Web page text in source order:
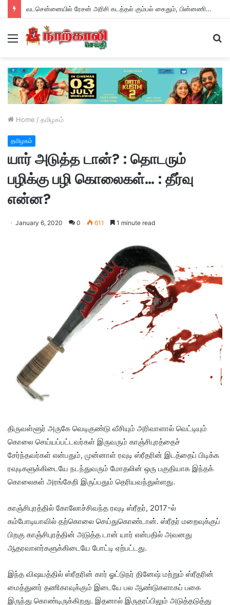
வடசென்னையில் ரேசன் அரிசி கடத்தல் கும்பல் கைதும், பின்னணியும் !
Menu
Home / தமிழகம்
தமிழகம்
யார் அடுத்த டான்? : தொடரும்
பழிக்கு பழி கொலைகள்… : தீர்வு
என்ன?
January 6, 2020 0 611 1 minute read
திருவள்ளூர் அருகே வெடிகுண்டு வீசியும் அரிவாளால் வெட்டியும்
கொலை செய்யப்பட்டவர்கள் இருவரும் காஞ்சிபுரத்தைச்
சேர்ந்தவர்கள் என்பதும், முன்னாள் ரவுடி ஸ்ரீதரின் இடத்தைப் பிடிக்க
ரவுடிகளுக்கிடையே நடந்துவரும் மோதலின் ஒரு பகுதியாக இந்தக்
கொலைகள் அரங்கேறி இருப்பதும் தெரியவந்துள்ளது.
காஞ்சிபுரத்தில் கோலோச்சிவந்த ரவுடி ஸ்ரீதர், 2017-ல்
கம்போடியாவில் தற்கொலை செய்துகொண்டான். ஸ்ரீதர் மறைவுக்குப்
பிறகு காஞ்சிபுரத்தின் அடுத்த டான் யார் என்பதில் அவனது
ஆதரவாளர்களுக்கிடையே போட்டி ஏற்பட்டது.
இந்த விஷயத்தில் ஸ்ரீதரின் கார் ஓட்டுநர் தினேஷ் மற்றும் ஸ்ரீதரின்
மைத்துனர் தணிகாவுக்கும் இடையே பல ஆண்டுகளாகப் பகை
இருந்து கொண்டிருக்கிறது. இதனால் இருதரப்பிலும் அடுத்தடுத்து